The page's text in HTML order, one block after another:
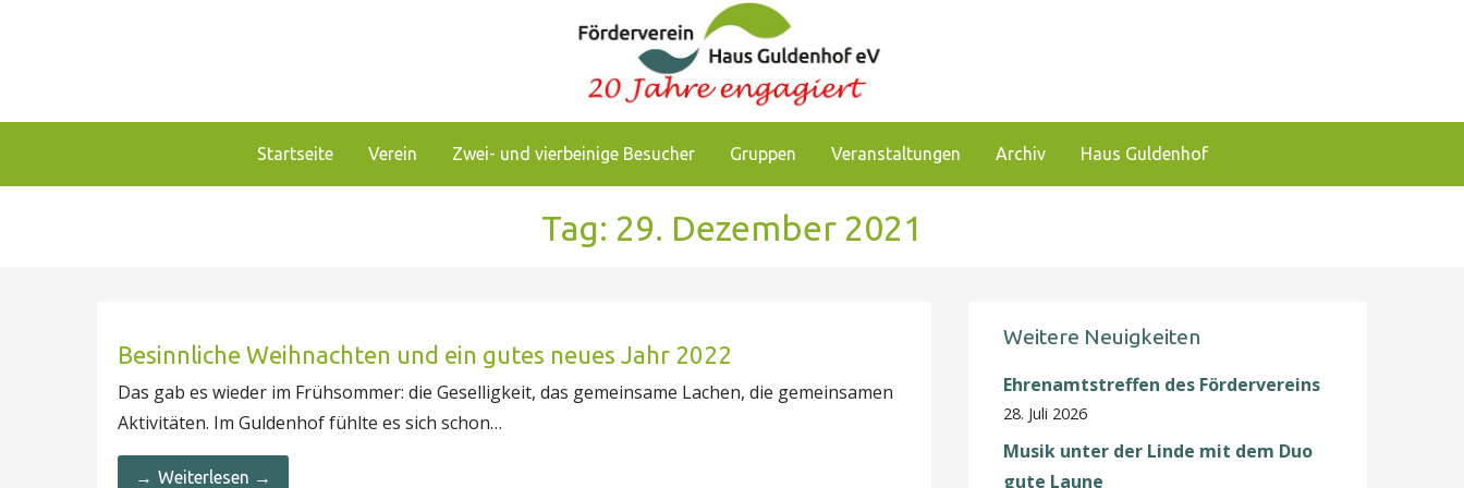
Förderverein Haus Guldenhof
Startseite Verein Zwei- und vierbeinige Besucher Gruppen Veranstaltungen Archiv Haus Guldenhof
Tag: 29. Dezember 2021
Besinnliche Weihnachten und ein gutes neues Jahr 2022
Das gab es wieder im Frühsommer: die Geselligkeit, das gemeinsame Lachen, die gemeinsamen
Aktivitäten. Im Guldenhof fühlte es sich schon…
Weiterlesen →
Weitere Neuigkeiten
Ehrenamtstreffen des Fördervereins
28. Juli 2026
Musik unter der Linde mit dem Duo
gute Laune